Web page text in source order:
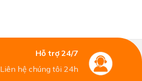
Hỗ trợ 24/7
Liên hệ chúng tôi 24h